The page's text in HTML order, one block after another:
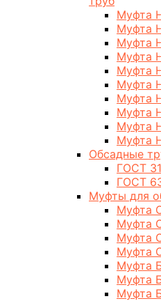
Муфта
Муфта
Муфта
Муфта
Муфта
Муфта
Муфта
Муфта
Муфта
Муфта
Обсадные
ГОСТ
ГОСТ
Муфты для
Муфта
Муфта
Муфта
Муфта
Муфта
Муфта
Муфта